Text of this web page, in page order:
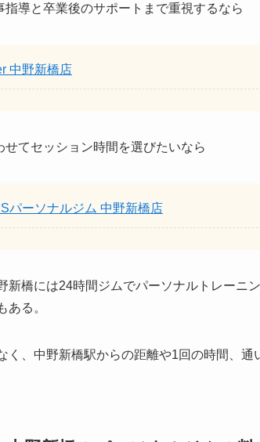
指導と卒業後のサポートまで重視するなら
中野新橋店
せてセッション時間を選びたいなら
パーソナルジム 中野新橋店
新橋には24時間ジムでパーソナルトレーニ
ある。
く、中野新橋駅からの距離や1回の時間、通